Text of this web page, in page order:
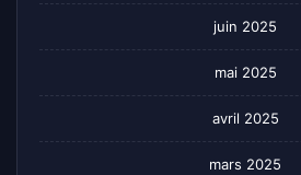
juin 2025
mai 2025
avril 2025
mars 2025